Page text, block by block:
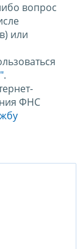
вопрос
или
.
ФНС